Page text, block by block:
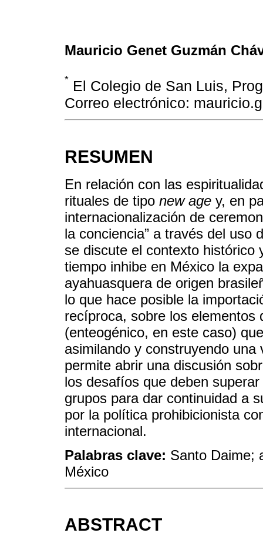
Mauricio Genet Guzmán
* El Colegio de San Luis,
Correo electrónico:
RESUMEN
En relación con las
rituales de tipo new age y, en
internacionalización de
la conciencia” a través del uso
se discute el contexto histórico
tiempo inhibe en México la
ayahuasquera de origen
lo que hace posible la
recíproca, sobre los elementos
(enteogénico, en este caso)
asimilando y construyendo
permite abrir una discusión
los desafíos que deben
grupos para dar continuidad a
por la política prohibicionista
internacional.
Palabras clave: Santo Daime;
México
ABSTRACT